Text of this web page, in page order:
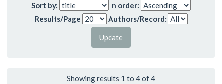
Sort by:
In order:
Results/Page
Authors/Record:
Showing results 1 to 4 of 4